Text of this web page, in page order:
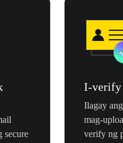
secure
I-verify
Ilagay
mag-
verify ng